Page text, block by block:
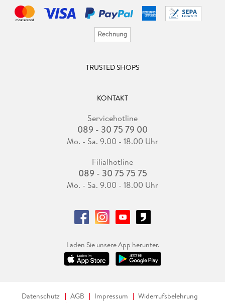
TRUSTED SHOPS
KONTAKT
Servicehotline
089 - 30 75 79 00
Mo. - Sa. 9.00 - 18.00 Uhr
Filialhotline
089 - 30 75 75 75
Mo. - Sa. 9.00 - 18.00 Uhr
Laden Sie unsere App herunter.
Datenschutz AGB Impressum
Widerrufsbelehrung